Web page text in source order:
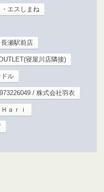
エスしまね
瀬駅前店
寝屋川店隣接)
ル
/ 株式会社羽衣
ａｒｉ